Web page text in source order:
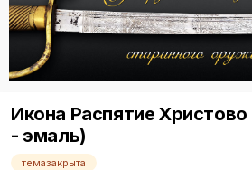
Икона Распятие Христово
- эмаль)
темазакрыта